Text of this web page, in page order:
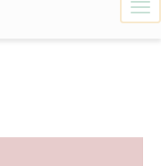
T
o
a